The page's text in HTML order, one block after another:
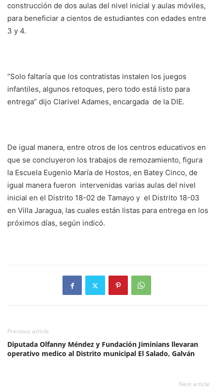
construcción de dos aulas del nivel inicial y aulas móviles,
para beneficiar a cientos de estudiantes con edades entre
3 y 4.
“Solo faltaría que los contratistas instalen los juegos
infantiles, algunos retoques, pero todo está listo para
entrega” dijo Clarivel Adames, encargada de la DIE.
De igual manera, entre otros de los centros educativos en
que se concluyeron los trabajos de remozamiento, figura
la Escuela Eugenio María de Hostos, en Batey Cinco, de
igual manera fueron intervenidas varias aulas del nivel
inicial en el Distrito 18-02 de Tamayo y el Distrito 18-03
en Villa Jaragua, las cuales están listas para entrega en los
próximos días, según indicó.
Previous article
Diputada Olfanny Méndez y Fundación Jiminians llevaran
operativo medico al Distrito municipal El Salado, Galván
Next article